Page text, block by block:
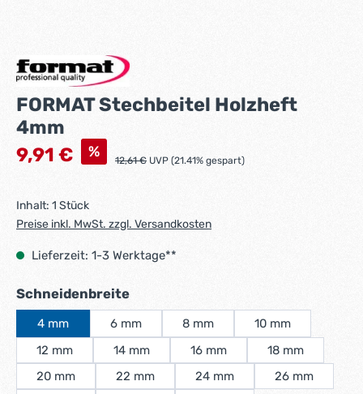
FORMAT Stechbeitel Holzheft
4mm
Verkaufspreis:
9,91 € % Regulärer Preis:
12,61 € UVP (21.41% gespart)
Inhalt: 1 Stück
Preise inkl. MwSt. zzgl. Versandkosten
Lieferzeit: 1-3 Werktage**
Schneidenbreiteauswählen
4 mm 6 mm 8 mm
10 mm
12 mm
14 mm 16 mm
18 mm
20 mm
22 mm 24 mm
26 mm